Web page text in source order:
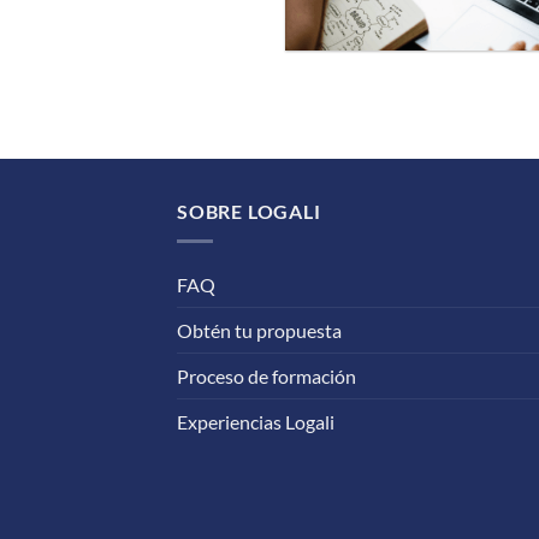
SOBRE LOGALI
FAQ
Obtén tu propuesta
Proceso de formación
Experiencias Logali